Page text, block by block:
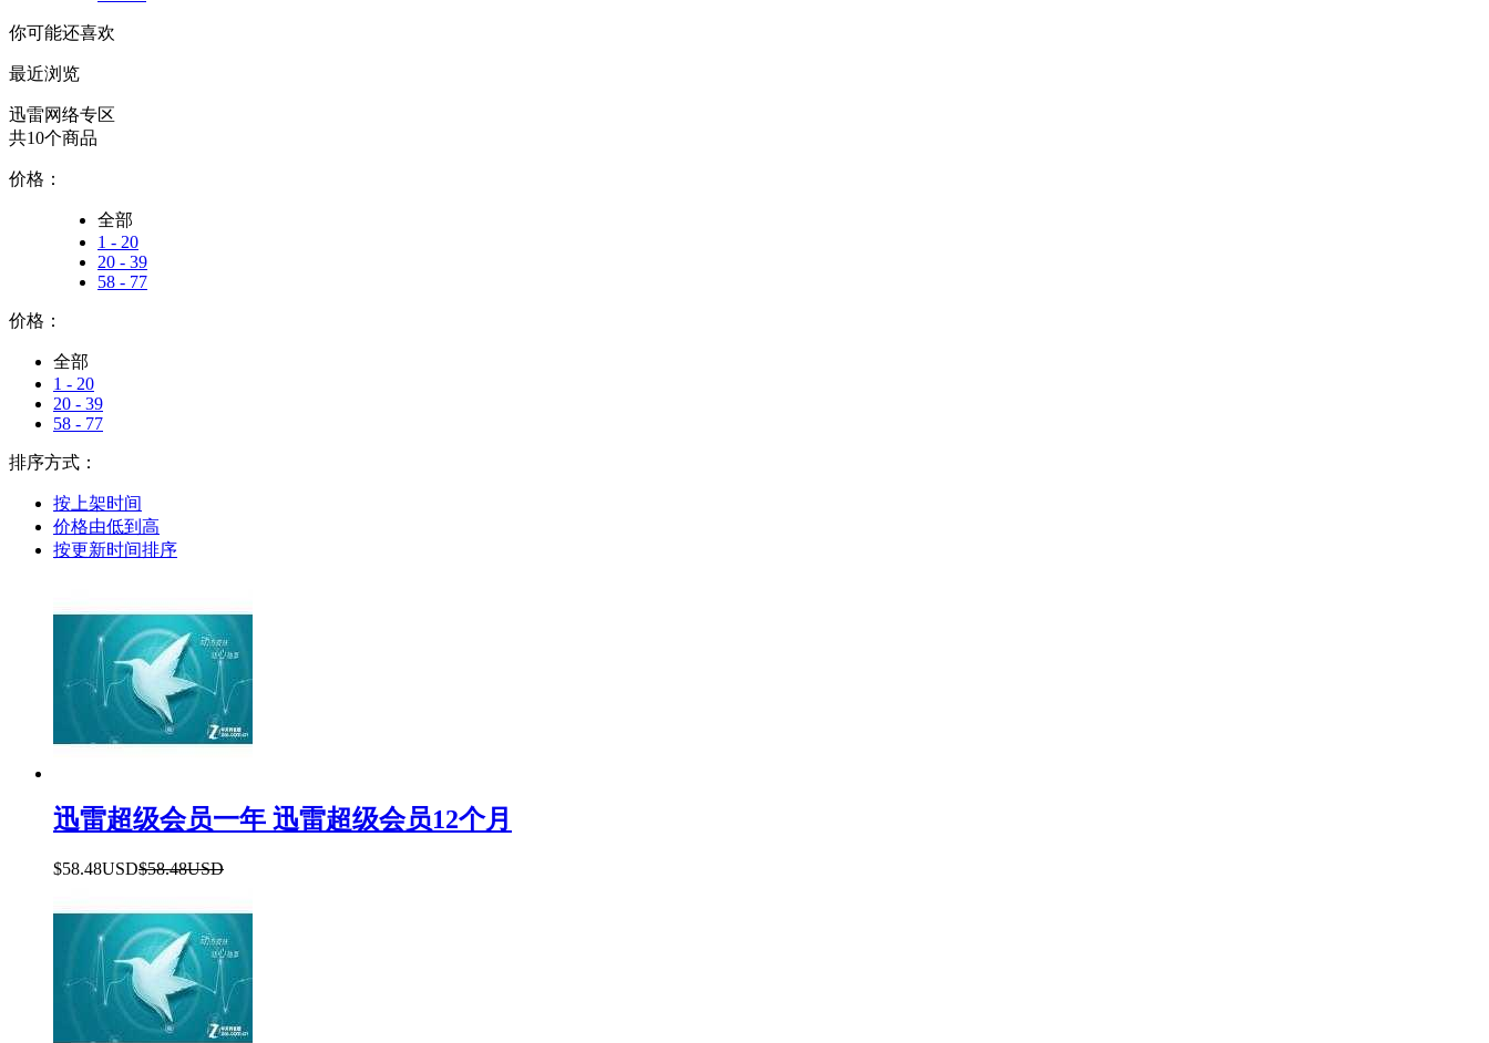
你可能还喜欢
最近浏览
迅雷网络专区
共10个商品
价格：
全部
1 - 20
20 - 39
58 - 77
价格：
全部
1 - 20
20 - 39
58 - 77
排序方式：
按上架时间
价格由低到高
按更新时间排序
迅雷超级会员一年 迅雷超级会员12个月
$58.48USD$58.48USD